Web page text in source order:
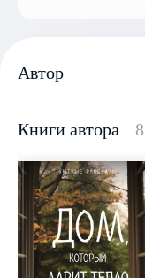
Автор
Книги автора 8